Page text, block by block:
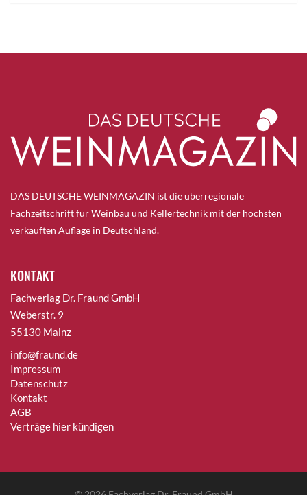
DAS DEUTSCHE WEINMAGAZIN ist die überregionale
Fachzeitschrift für Weinbau und Kellertechnik mit der höchsten
verkauften Auflage in Deutschland.
KONTAKT
Fachverlag Dr. Fraund GmbH
Weberstr. 9
55130 Mainz
info@fraund.de
Impressum
Datenschutz
Kontakt
AGB
Verträge hier kündigen